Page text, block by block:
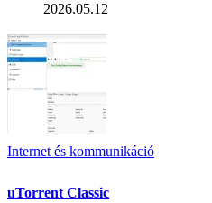
2026.05.12
Internet és kommunikáció
uTorrent Classic